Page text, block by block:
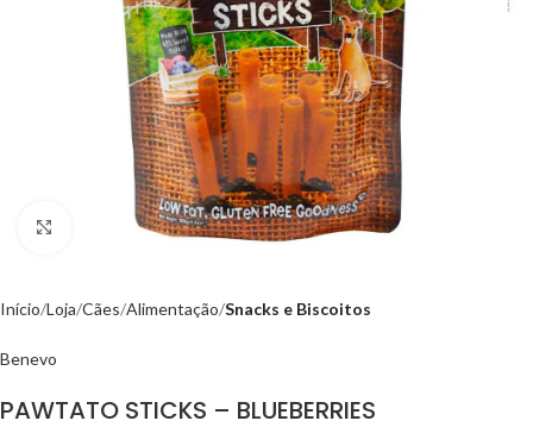
Click to enlarge
Início Loja Cães Alimentação Snacks e Biscoitos
Benevo
PAWTATO STICKS – BLUEBERRIES